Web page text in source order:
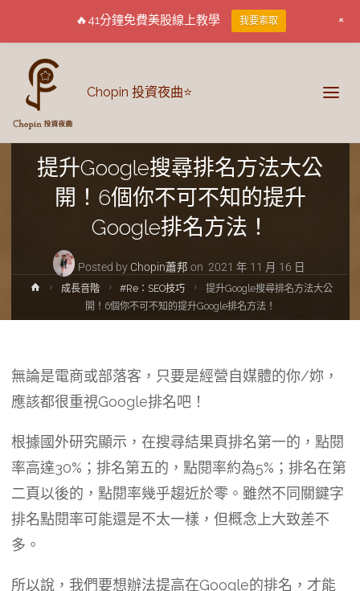
Chopin 投資夜曲⭐
提升Google搜尋排名方法大公
開！6個你不可不知的提升
Google排名方法！
Posted by Chopin蕭邦 on 2021 年 11 月 16 日
成長音階 #Re：SEO技巧
提升Google搜尋排名方法大公
開！6個你不可不知的提升Google排名方法！
無論是電商或部落客，只要是經營自媒體的你/妳，
應該都很重視Google排名吧！
根據國外研究顯示，在搜尋結果頁排名第一的，點閱
率高達30%；排名第五的，點閱率約為5%；排名在第
二頁以後的，點閱率幾乎趨近於零。雖然不同關鍵字
排名點閱率可能還是不太一樣，但概念上大致差不
多。
所以說，我們要想辦法提高在Google的排名，才能
🔥41分鐘免費美股線上教學 我要索取 +